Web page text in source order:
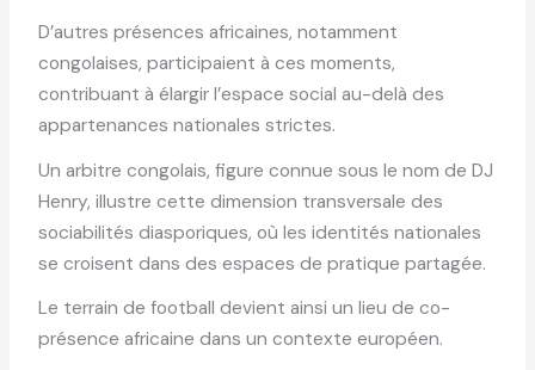
D’autres présences africaines, notamment
congolaises, participaient à ces moments,
contribuant à élargir l’espace social au-delà des
appartenances nationales strictes.
Un arbitre congolais, figure connue sous le nom de DJ
Henry, illustre cette dimension transversale des
sociabilités diasporiques, où les identités nationales
se croisent dans des espaces de pratique partagée.
Le terrain de football devient ainsi un lieu de co-
présence africaine dans un contexte européen.